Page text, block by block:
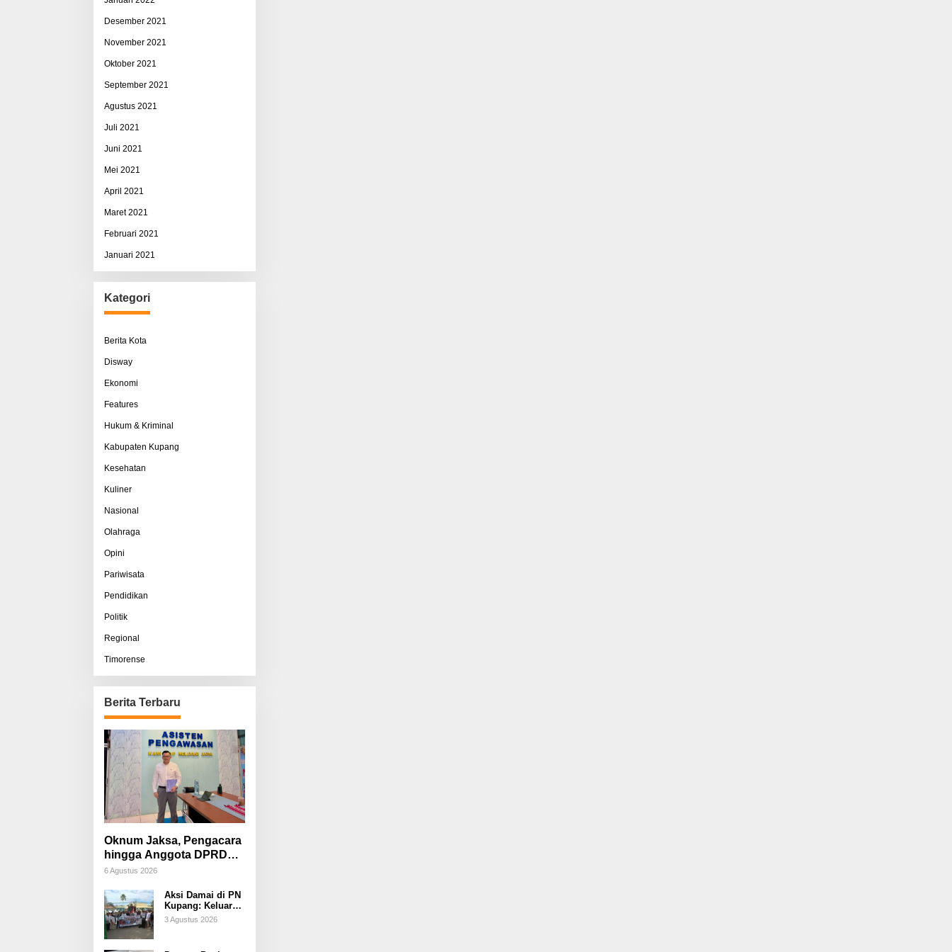
Desember 2021
November 2021
Oktober 2021
September 2021
Agustus 2021
Juli 2021
Juni 2021
Mei 2021
April 2021
Maret 2021
Februari 2021
Januari 2021
Kategori
Berita Kota
Disway
Ekonomi
Features
Hukum & Kriminal
Kabupaten Kupang
Kesehatan
Kuliner
Nasional
Olahraga
Opini
Pariwisata
Pendidikan
Politik
Regional
Timorense
Berita Terbaru
Oknum Jaksa, Pengacara
hingga Anggota DPRD
Diduga Terlibat, Sisco
Pemerasan Terorganisir
6 Agustus 2026
Aksi Damai di PN
Kupang: Keluarga
Tuding Proses
Hukum Kasus
3 Agustus 2026